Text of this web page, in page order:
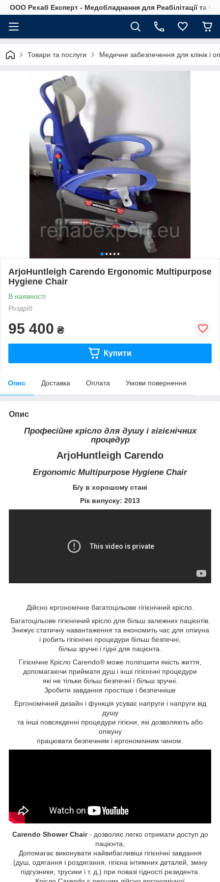
OOO Рехаб Експерт - Медобладнання для Реабілітації та
Товари та послуги Медичне забезпечення для клінік і
ArjoHuntleigh Carendo Ergonomic Multipurpose
Hygiene Chair
В наявності
Роздріб
95 400 ₴
Купити
Опис Доставка Оплата Умови повернення
Опис
Професійне крісло для душу і гігієнічних
процедур
ArjoHuntleigh Carendo
Ergonomic Multipurpose Hygiene Chair
Б/у в хорошому стані
Рік випуску: 2013
Дійсно ергономічне багатоцільове гігієнічний крісло.
Багатоцільове гігієнічний крісло для більш залежних пацієнтів.
Знижує статичну навантаження та економить час для опікуна
і робить гігієнічні процедури більш безпечні,
більш зручні і гідні для пацієнта.
Гігієнічне Крісло Carendo® може поліпшити якість життя,
допомагаючи приймати душ і інші гігієнічні процедури
які не тільки більш безпечні і більш зручні.
Зробити завдання простіше і безпечніше
Ергономічний дизайн і функція усуває напруги і напруги від
душу
та інші повсякденні процедури гігієни, які дозволяють або
опікуну
працювати безпечним і ергономічним чином.
Carendo Shower Chair- дозволяє легко отримати доступ до
пацієнта,
Допомагає виконувати найвибагливіші гігієнічні завдання
(душ, одягання і роздягання, гігієна інтимних деталей, зміну
підгузники, трусики і т. д.) при повазі гідності резидента.